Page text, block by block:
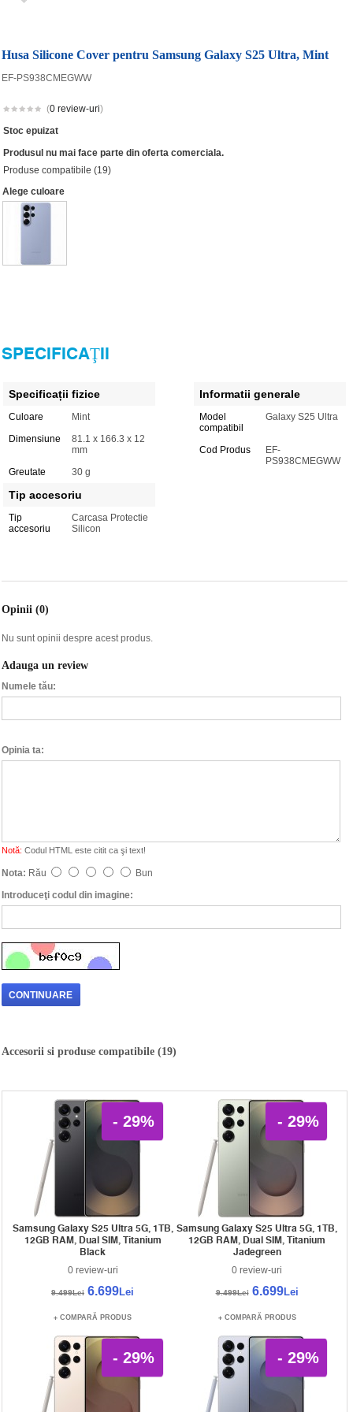
Husa Silicone Cover pentru Samsung Galaxy S25 Ultra, Mint
EF-PS938CMEGWW
(0 review-uri)
Stoc epuizat
Produsul nu mai face parte din oferta comerciala.
Produse compatibile (19)
Alege culoare
SPECIFICAŢII
Specificații fizice
Culoare
Mint
Dimensiune
81.1 x 166.3 x 12
mm
Greutate
30 g
Tip accesoriu
Tip
accesoriu
Carcasa Protectie
Silicon
Informatii generale
Model
compatibil
Galaxy S25 Ultra
Cod Produs
EF-
PS938CMEGWW
Opinii (0)
Nu sunt opinii despre acest produs.
Adauga un review
Numele tău:
Opinia ta:
Notă: Codul HTML este citit ca şi text!
Nota: Rău
Bun
Introduceţi codul din imagine:
CONTINUARE
Accesorii si produse compatibile (19)
- 29%
Samsung Galaxy S25 Ultra 5G, 1TB,
12GB RAM, Dual SIM, Titanium
Black
0 review-uri
9.499Lei 6.699Lei
COMPARĂ PRODUS
- 29%
Samsung Galaxy S25 Ultra 5G, 1TB,
12GB RAM, Dual SIM, Titanium
Jadegreen
0 review-uri
9.499Lei 6.699Lei
COMPARĂ PRODUS
- 29% - 29%